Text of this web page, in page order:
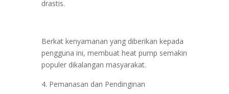
drastis.
Berkat kenyamanan yang diberikan kepada
pengguna ini, membuat heat pump semakin
populer dikalangan masyarakat.
Pemanasan dan Pendinginan